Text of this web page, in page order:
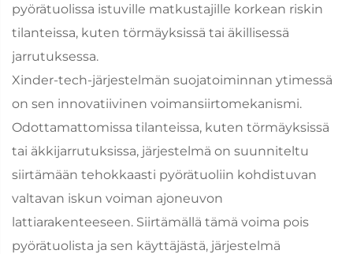
pyörätuolissa istuville matkustajille korkean riskin
tilanteissa, kuten törmäyksissä tai äkillisessä
jarrutuksessa.
Xinder-tech-järjestelmän suojatoiminnan ytimessä
on sen innovatiivinen voimansiirtomekanismi.
Odottamattomissa tilanteissa, kuten törmäyksissä
tai äkkijarrutuksissa, järjestelmä on suunniteltu
siirtämään tehokkaasti pyörätuoliin kohdistuvan
valtavan iskun voiman ajoneuvon
lattiarakenteeseen. Siirtämällä tämä voima pois
pyörätuolista ja sen käyttäjästä, järjestelmä